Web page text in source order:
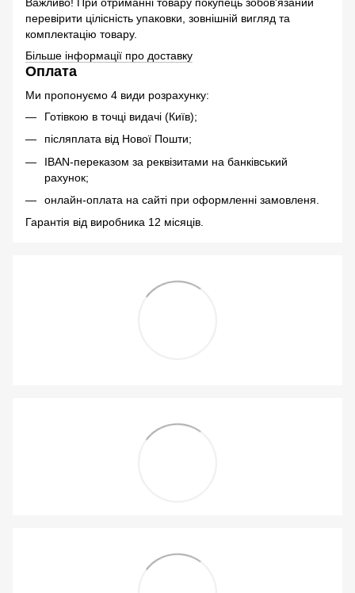
Важливо! При отриманні товару покупець зобов'язаний
перевірити цілісність упаковки, зовнішній вигляд та
комплектацію товару.
Більше інформації про доставку
Оплата
Ми пропонуємо 4 види розрахунку:
Готівкою в точці видачі (Київ);
післяплата від Нової Пошти;
IBAN-переказом за реквізитами на банківський
рахунок;
онлайн-оплата на сайті при оформленні замовленя.
Гарантія від виробника 12 місяців.